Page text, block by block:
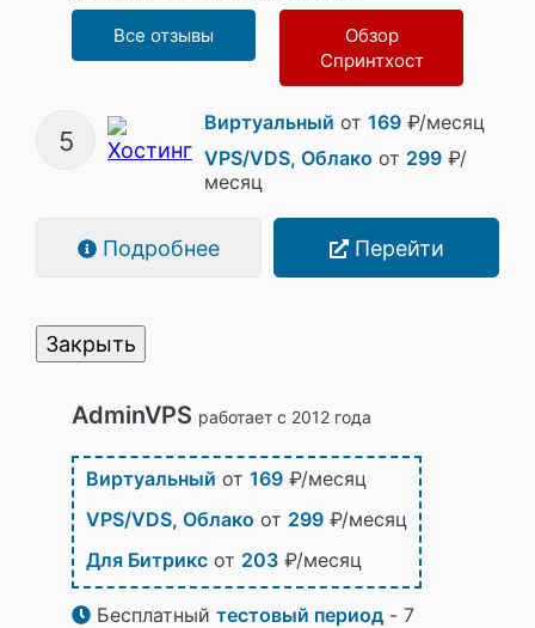
Все отзывы
Обзор
Спринтхост
5
Виртуальный от 169 ₽/месяц
VPS/VDS, Облако от 299 ₽/
месяц
Подробнее Перейти
Закрыть
AdminVPS работает с 2012 года
Виртуальный от 169 ₽/месяц
VPS/VDS, Облако от 299 ₽/месяц
Для Битрикс от 203 ₽/месяц
Бесплатный тестовый период - 7